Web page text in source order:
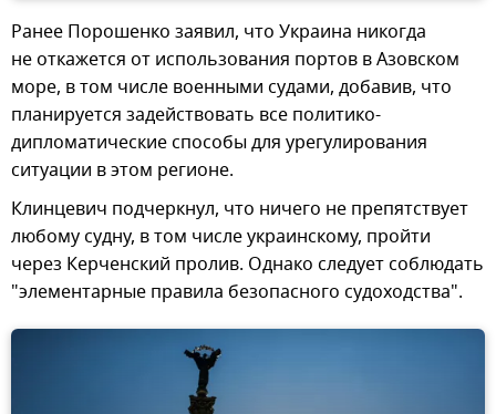
Ранее Порошенко заявил, что Украина никогда
не откажется от использования портов в Азовском
море, в том числе военными судами, добавив, что
планируется задействовать все политико-
дипломатические способы для урегулирования
ситуации в этом регионе.
Клинцевич подчеркнул, что ничего не препятствует
любому судну, в том числе украинскому, пройти
через Керченский пролив. Однако следует соблюдать
"элементарные правила безопасного судоходства".